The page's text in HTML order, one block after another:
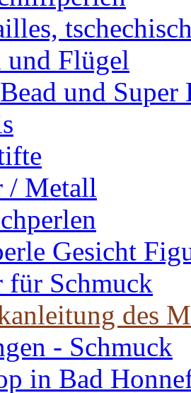
und Flügel
und Super
/ Metall
Gesicht
für Schmuck
des
- Schmuck
in Bad